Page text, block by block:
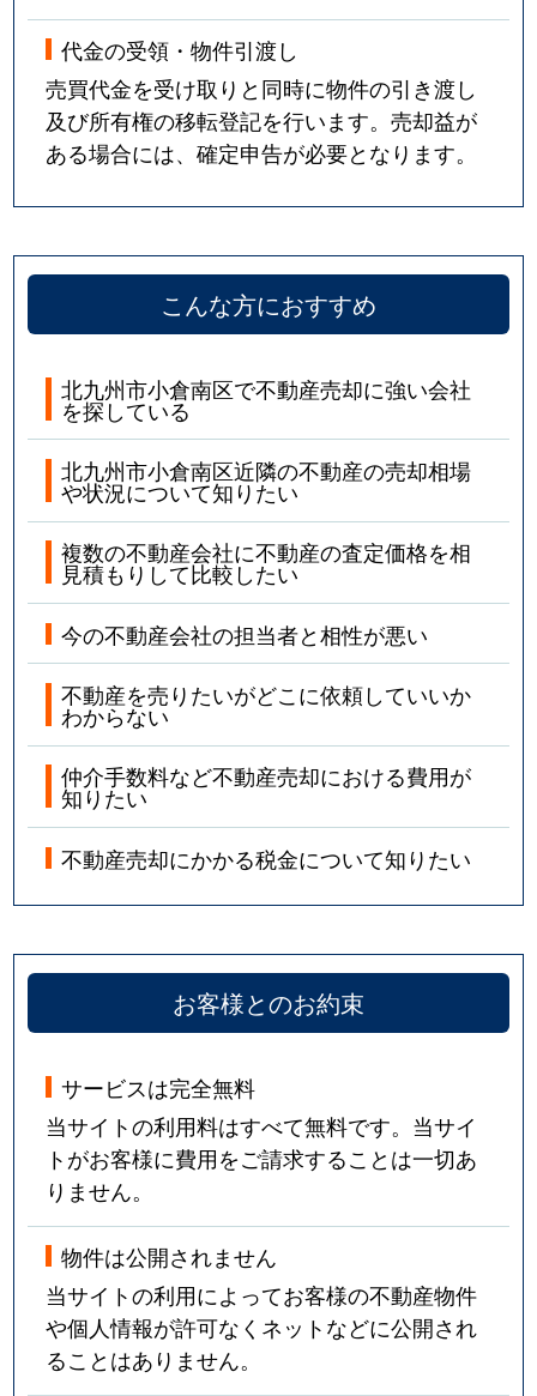
代金の受領・物件引渡し
売買代金を受け取りと同時に物件の引き渡し
及び所有権の移転登記を行います。売却益が
ある場合には、確定申告が必要となります。
こんな方におすすめ
北九州市小倉南区で不動産売却に強い会社
を探している
北九州市小倉南区近隣の不動産の売却相場
や状況について知りたい
複数の不動産会社に不動産の査定価格を相
見積もりして比較したい
今の不動産会社の担当者と相性が悪い
不動産を売りたいがどこに依頼していいか
わからない
仲介手数料など不動産売却における費用が
知りたい
不動産売却にかかる税金について知りたい
お客様とのお約束
サービスは完全無料
当サイトの利用料はすべて無料です。当サイ
トがお客様に費用をご請求することは一切あ
りません。
物件は公開されません
当サイトの利用によってお客様の不動産物件
や個人情報が許可なくネットなどに公開され
ることはありません。